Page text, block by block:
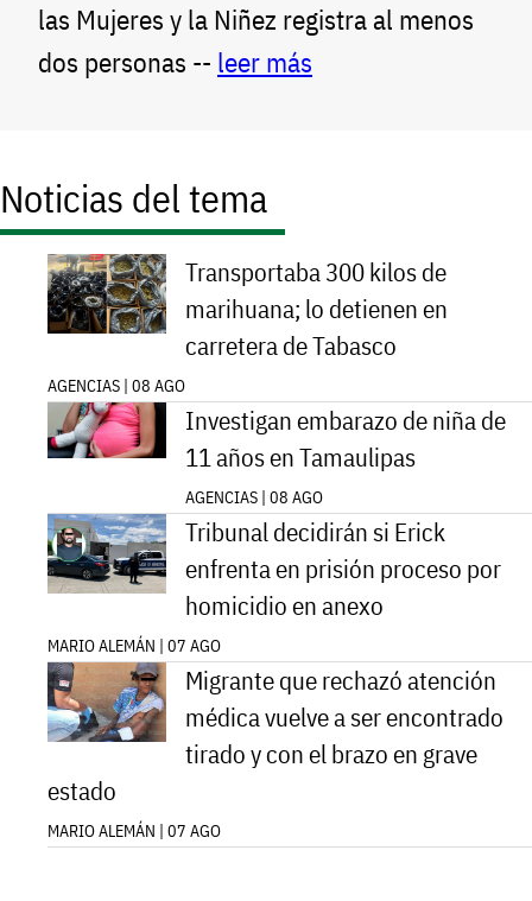
las Mujeres y la Niñez registra al menos
dos personas -- leer más
Noticias del tema
Transportaba 300 kilos de
marihuana; lo detienen en
carretera de Tabasco
AGENCIAS | 08 AGO
Investigan embarazo de niña de
11 años en Tamaulipas
AGENCIAS | 08 AGO
Tribunal decidirán si Erick
enfrenta en prisión proceso por
homicidio en anexo
MARIO ALEMÁN | 07 AGO
Migrante que rechazó atención
médica vuelve a ser encontrado
tirado y con el brazo en grave
estado
MARIO ALEMÁN | 07 AGO